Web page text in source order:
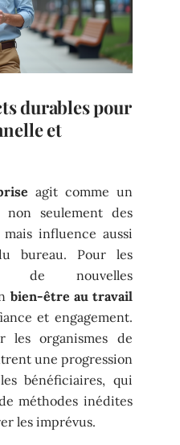
durables pour
et
agit comme un
non seulement des
influence aussi
bureau. Pour les
de nouvelles
bien-être au travail
et engagement.
les organismes de
une progression
bénéficiaires, qui
méthodes inédites
les imprévus.